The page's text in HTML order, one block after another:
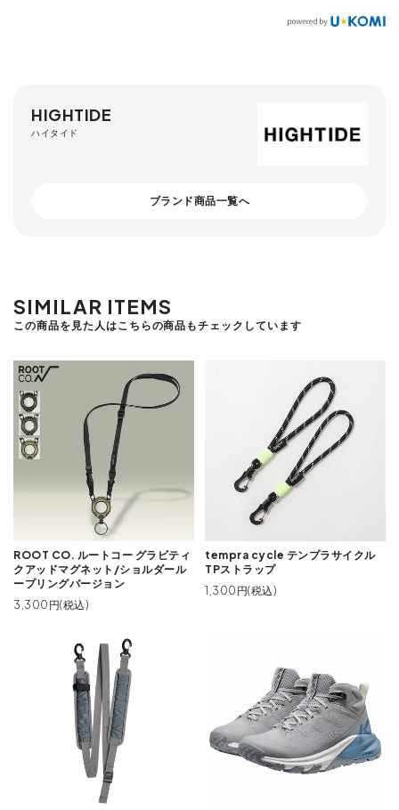
HIGHTIDE
ハイタイド
ブランド商品一覧へ
SIMILAR ITEMS
この商品を見た人はこちらの商品もチェックしています
ROOT CO. ルートコー グラビティ
クアッドマグネット/ショルダール
ープリングバージョン
3,300円(税込)
tempra cycle テンプラサイクル
TPストラップ
1,300円(税込)